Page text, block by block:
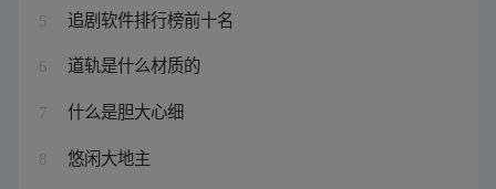
5 追剧软件排行榜前十名
6 道轨是什么材质的
7 什么是胆大心细
8 悠闲大地主